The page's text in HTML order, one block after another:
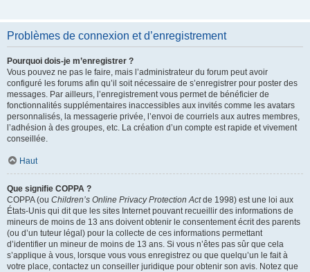
Problèmes de connexion et d’enregistrement
Pourquoi dois-je m’enregistrer ?
Vous pouvez ne pas le faire, mais l’administrateur du forum peut avoir
configuré les forums afin qu’il soit nécessaire de s’enregistrer pour poster des
messages. Par ailleurs, l’enregistrement vous permet de bénéficier de
fonctionnalités supplémentaires inaccessibles aux invités comme les avatars
personnalisés, la messagerie privée, l’envoi de courriels aux autres membres,
l’adhésion à des groupes, etc. La création d’un compte est rapide et vivement
conseillée.
Haut
Que signifie COPPA ?
COPPA (ou Children’s Online Privacy Protection Actde 1998) est une loi aux
États-Unis qui dit que les sites Internet pouvant recueillir des informations de
mineurs de moins de 13 ans doivent obtenir le consentement écrit des parents
(ou d’un tuteur légal) pour la collecte de ces informations permettant
d’identifier un mineur de moins de 13 ans. Si vous n’êtes pas sûr que cela
s’applique à vous, lorsque vous vous enregistrez ou que quelqu’un le fait à
votre place, contactez un conseiller juridique pour obtenir son avis. Notez que